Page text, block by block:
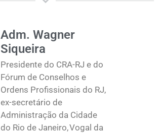
Adm. Wagner
Siqueira
Presidente do CRA-RJ e do
Fórum de Conselhos e
Ordens Profissionais do RJ,
ex-secretário de
Administração da Cidade
do Rio de Janeiro, Vogal da